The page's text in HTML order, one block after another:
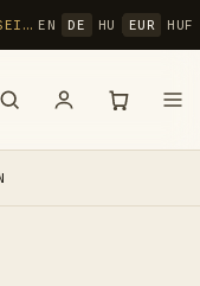
PÉCSI ORGONAÉPÍTŐ MANUFAKTÚRA KFT. · SEIT 1992 EN DE HU EUR HUF